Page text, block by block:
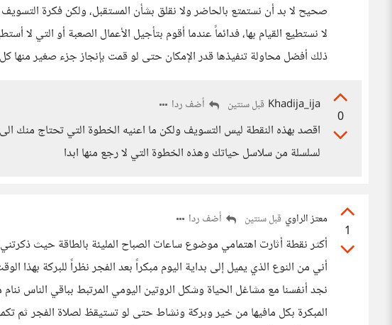
صحيح لا بد أن نستمتع بالحاضر ولا نقلق بشأن المستقبل، ولكن فكرة
لا نستطيع القيام بها، فدائماً عندما أقوم بتأجيل الأعمال الصعبة أو التي لا
ذلك أفضل محاولة تنفيذها قدر الإمكان حتى لو قمت بإنجاز جزء صغير منها
0
Khadija_ija قبل سنتين أضف ردا
اقصد بهذه النقطة ليس التسويف ولكن ما اعنيه الخطوة التي تحتاج منك
لسلسلة من سلاسل حياتك وهذه الخطوة التي لا رجع منها ابدا
1
معتز الراوي قبل سنتين أضف ردا
أكثر نقطة أثارت اهتمامي موضوع ساعات الصباح المليئة بالطاقة حيث
أني من النوع الذي يميل إلى بداية اليوم مبكراً بعد الفجر نظراً للبركة بهذا
نجد أنفسنا مع مشاغل الحياة وشكل الروتين اليومي المرتبط بباقي الناس ننام
المبكرة بكل مافيها من خير وبركة ونشاط حتى لو تستيقظ لصلاة الفجر ثم